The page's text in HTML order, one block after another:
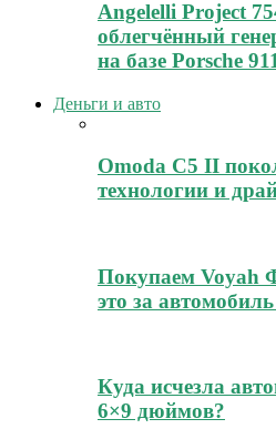
Angelelli Project
облегчённый
на базе Porsche 911
Деньги и авто
Omoda C5 II
технологии и
Покупаем Voyah
это за
Куда исчезла
6×9 дюймов?